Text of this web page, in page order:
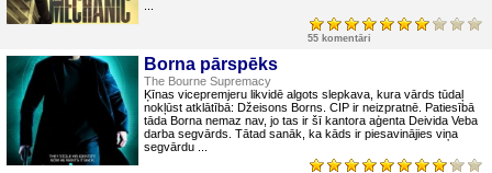
55 komentāri
Borna pārspēks
The Bourne Supremacy
Ķīnas vicepremjeru likvidē algots slepkava, kura vārds tūdaļ
nokļūst atklātībā: Džeisons Borns. CIP ir neizpratnē. Patiesībā
tāda Borna nemaz nav, jo tas ir šī kantora aģenta Deivida Veba
darba segvārds. Tātad sanāk, ka kāds ir piesavinājies viņa
segvārdu ...